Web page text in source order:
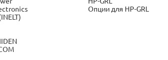
Опции для HP-GRL